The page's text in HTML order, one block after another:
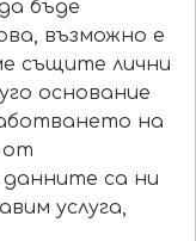
бъде
възможно е
същите лични
основание
на
от
данните са ни
услуга,